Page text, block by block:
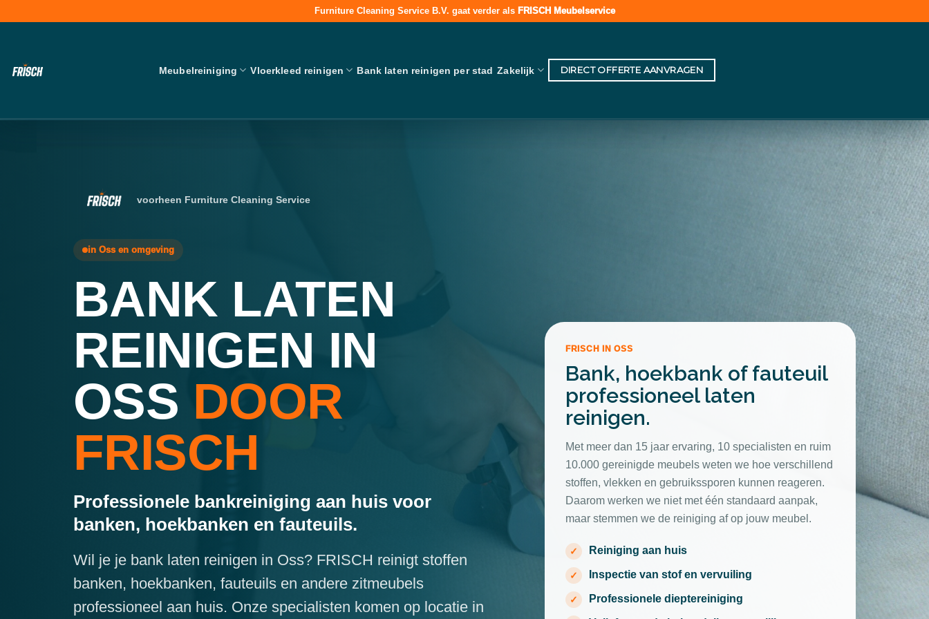
Furniture Cleaning Service B.V. gaat verder als FRISCH Meubelservice
content
Meubelreiniging Vloerkleed reinigen Bank laten reinigen per stad Zakelijk DIRECT OFFERTE AANVRAGEN
voorheen Furniture Cleaning Service
in Oss en omgeving
BANK LATEN
REINIGEN IN
OSS DOOR
FRISCH
Professionele bankreiniging aan huis voor
banken, hoekbanken en fauteuils.
Wil je je bank laten reinigen in Oss? FRISCH reinigt stoffen
banken, hoekbanken, fauteuils en andere zitmeubels
professioneel aan huis. Onze specialisten komen op locatie in
FRISCH IN OSS
Bank, hoekbank of fauteuil
professioneel laten
reinigen.
Met meer dan 15 jaar ervaring, 10 specialisten en ruim
10.000 gereinigde meubels weten we hoe verschillend
stoffen, vlekken en gebruikssporen kunnen reageren.
Daarom werken we niet met één standaard aanpak,
maar stemmen we de reiniging af op jouw meubel.
Reiniging aan huis
Inspectie van stof en vervuiling
Professionele dieptereiniging